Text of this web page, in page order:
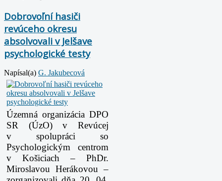
Dobrovoľní hasiči
revúceho okresu
absolvovali v Jelšave
psychologické testy
Napísal(a) G. Jakubecová
Územná organizácia DPO
SR (ÚzO) v Revúcej
v spolupráci so
Psychologickým centrom
v Košiciach – PhDr.
Miroslavou Herákovou –